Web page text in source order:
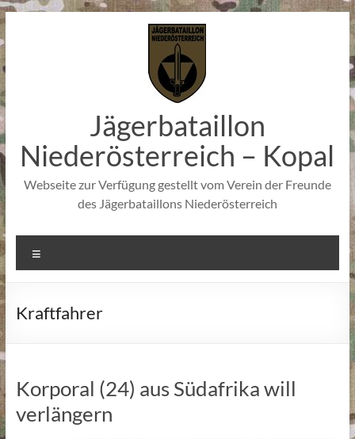
Zum
springen
Jägerbataillon
Niederösterreich – Kopal
Webseite zur Verfügung gestellt vom Verein der Freunde
des Jägerbataillons Niederösterreich
Kraftfahrer
Korporal (24) aus Südafrika will
verlängern